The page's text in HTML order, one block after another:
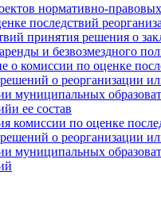
нормативно-
последствий
принятия решения о
и безвозмездного
о комиссии по оценке
о реорганизации
муниципальных
ее состав
комиссии по оценке
о реорганизации
муниципальных